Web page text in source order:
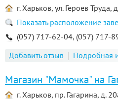
г. Харьков, ул. Героев Труда,
Показать расположение
(057) 717-62-04, (057) 717-
Добавить отзыв
Подробная
Магазин "Мамочка" на
г. Харьков, пр. Гагарина, д.